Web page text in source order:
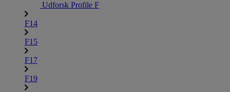
Udforsk Profile F
F14
F15
F17
F19